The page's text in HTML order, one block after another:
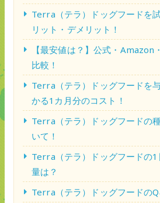
Terra（テラ）ドッグフードを
リット・デメリット！
【最安値は？】公式・Amazon
比較！
Terra（テラ）ドッグフードを
かる1カ月分のコスト！
Terra（テラ）ドッグフードの
いて！
Terra（テラ）ドッグフードの
量は？
Terra（テラ）ドッグフードの